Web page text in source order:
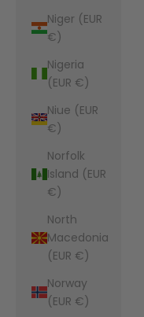
Niger (EUR
€)
Nigeria
(EUR €)
Niue (EUR
€)
Norfolk
Island (EUR
€)
North
Macedonia
(EUR €)
Norway
(EUR €)